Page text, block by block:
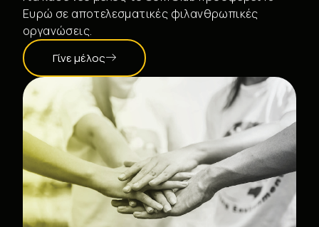
Ευρώ σε αποτελεσματικές φιλανθρωπικές
οργανώσεις.
Γίνε μέλος